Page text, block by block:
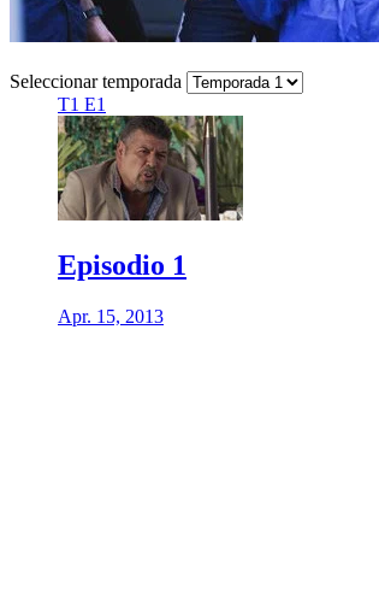
Seleccionar temporada
T1 E1
Episodio 1
Apr. 15, 2013